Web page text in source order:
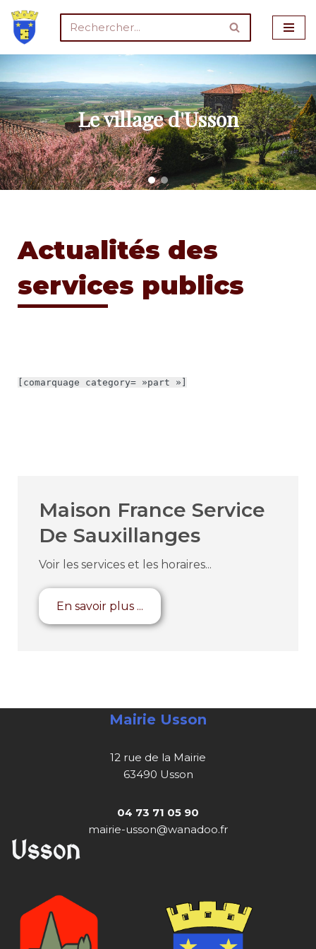
Aller
au
contenu
Le village d'Usson
Actualités des
services publics
[comarquage category= »part »]
Maison France Service
De Sauxillanges
Voir les services et les horaires...
En savoir plus ...
Mairie Usson
12 rue de la Mairie
63490 Usson
04 73 71 05 90
mairie-usson@wanadoo.fr
Usson